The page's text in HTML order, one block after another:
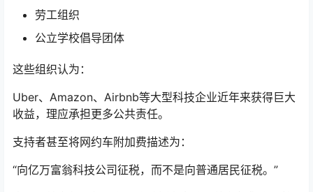
劳工组织
公立学校倡导团体
这些组织认为：
Uber、Amazon、Airbnb等大型科技企业近年来获得巨大
收益，理应承担更多公共责任。
支持者甚至将网约车附加费描述为：
“向亿万富翁科技公司征税，而不是向普通居民征税。”